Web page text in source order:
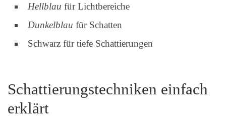
Hellblau für Lichtbereiche
Dunkelblau für Schatten
Schwarz für tiefe Schattierungen
Schattierungstechniken einfach
erklärt